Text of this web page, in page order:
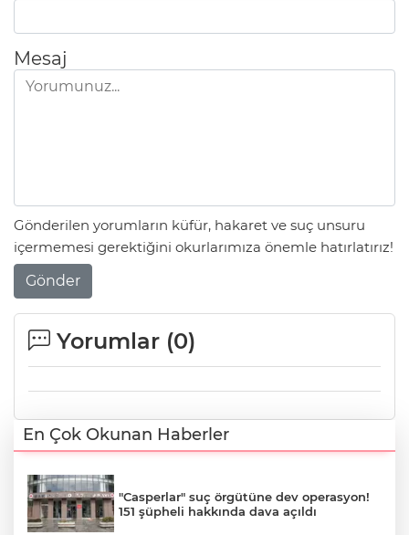
Mesaj
Gönderilen yorumların küfür, hakaret ve suç unsuru
içermemesi gerektiğini okurlarımıza önemle hatırlatırız!
Gönder
Yorumlar (0)
En Çok Okunan Haberler
"Casperlar" suç örgütüne dev operasyon!
151 şüpheli hakkında dava açıldı